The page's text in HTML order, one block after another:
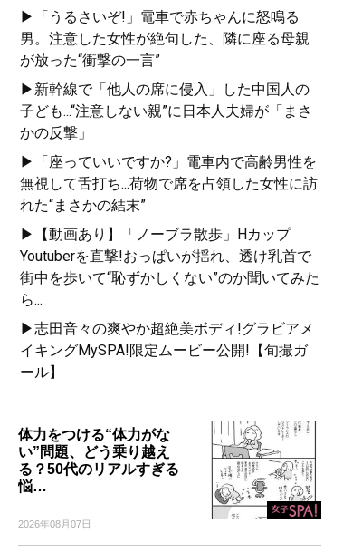
▶「うるさいぞ!」電車で赤ちゃんに怒鳴る
男。注意した女性が絶句した、隣に座る母親
が放った“衝撃の一言”
▶新幹線で「他人の席に侵入」した中国人の
子ども...“注意しない親”に日本人夫婦が「まさ
かの反撃」
▶「座っていいですか?」電車内で高齢男性を
無視して舌打ち...荷物で席を占領した女性に訪
れた“まさかの結末”
▶【動画あり】「ノーブラ散歩」Hカップ
Youtuberを直撃!おっぱいが揺れ、透け乳首で
街中を歩いて“恥ずかしくない”のか聞いてみた
ら...
▶志田音々の爽やか超絶美ボディ!グラビアメ
イキングMySPA!限定ムービー公開!【旬撮ガ
ール】
体力をつける“体力がな
い”問題、どう乗り越え
る？50代のリアルすぎる
悩…
2026年08月07日